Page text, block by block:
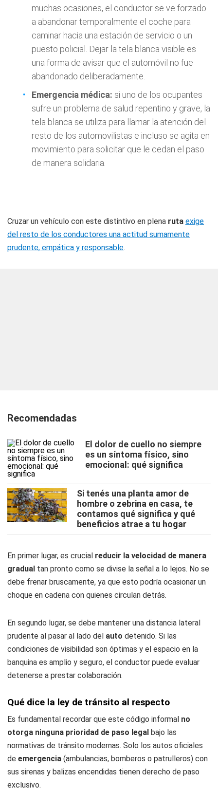
muchas ocasiones, el conductor se ve forzado
a abandonar temporalmente el coche para
caminar hacia una estación de servicio o un
puesto policial. Dejar la tela blanca visible es
una forma de avisar que el automóvil no fue
abandonado deliberadamente.
Emergencia médica: si uno de los ocupantes
sufre un problema de salud repentino y grave, la
tela blanca se utiliza para llamar la atención del
resto de los automovilistas e incluso se agita en
movimiento para solicitar que le cedan el paso
de manera solidaria.
Cruzar un vehículo con este distintivo en plena ruta exige
del resto de los conductores una actitud sumamente
prudente, empática y responsable.
Recomendadas
El dolor de cuello no siempre
es un síntoma físico, sino
emocional: qué significa
Si tenés una planta amor de
hombre o zebrina en casa, te
contamos qué significa y qué
beneficios atrae a tu hogar
En primer lugar, es crucial reducir la velocidad de manera
gradual tan pronto como se divise la señal a lo lejos. No se
debe frenar bruscamente, ya que esto podría ocasionar un
choque en cadena con quienes circulan detrás.
En segundo lugar, se debe mantener una distancia lateral
prudente al pasar al lado del auto detenido. Si las
condiciones de visibilidad son óptimas y el espacio en la
banquina es amplio y seguro, el conductor puede evaluar
detenerse a prestar colaboración.
Qué dice la ley de tránsito al respecto
Es fundamental recordar que este código informal no
otorga ninguna prioridad de paso legal bajo las
normativas de tránsito modernas. Solo los autos oficiales
de emergencia (ambulancias, bomberos o patrulleros) con
sus sirenas y balizas encendidas tienen derecho de paso
exclusivo.